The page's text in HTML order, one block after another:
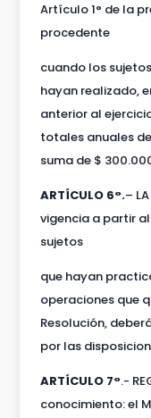
Artículo 1° de la
procedente
cuando los
hayan realizado,
anterior al
totales anuales
suma de $
ARTÍCULO 6°.–
vigencia a partir
sujetos
que hayan
operaciones que
Resolución,
por las
ARTÍCULO 7°.-
conocimiento: el